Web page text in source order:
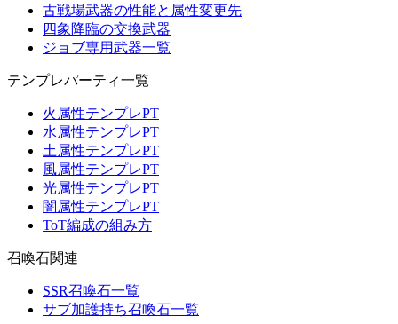
古戦場武器の性能と属性変更先
四象降臨の交換武器
ジョブ専用武器一覧
テンプレパーティ一覧
火属性テンプレPT
水属性テンプレPT
土属性テンプレPT
風属性テンプレPT
光属性テンプレPT
闇属性テンプレPT
ToT編成の組み方
召喚石関連
SSR召喚石一覧
サブ加護持ち召喚石一覧